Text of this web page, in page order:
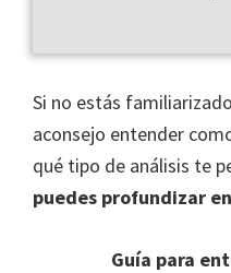
Si no estás
aconsejo entender
qué tipo de análisis te
puedes profundizar
Guía para